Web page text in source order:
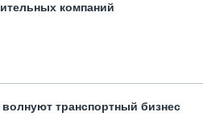
компаний
транспортный бизнес